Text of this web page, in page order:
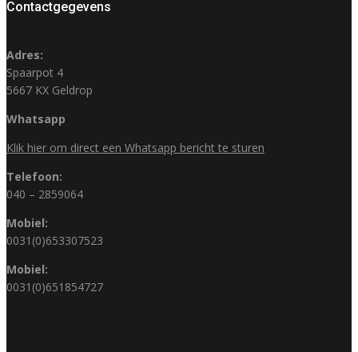
Contactgegevens
Adres:
Spaarpot 4
5667 KX Geldrop
Whatsapp
Klik hier om direct een Whatsapp bericht te sturen
Telefoon:
040 – 2859064
Mobiel:
0031(0)653307523
Mobiel:
0031(0)651854727